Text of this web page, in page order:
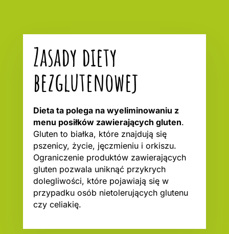
Zasady diety
bezglutenowej
Dieta ta polega na wyeliminowaniu z
menu posiłków zawierających gluten.
Gluten to białka, które znajdują się
pszenicy, życie, jęczmieniu i orkiszu.
Ograniczenie produktów zawierających
gluten pozwala uniknąć przykrych
dolegliwości, które pojawiają się w
przypadku osób nietolerujących glutenu
czy celiakię.